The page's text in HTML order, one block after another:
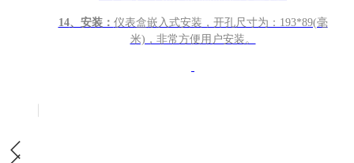
14、安装： 仪表盒嵌入式安装，开孔尺寸为：193*89(毫
米)，非常方便用户安装。